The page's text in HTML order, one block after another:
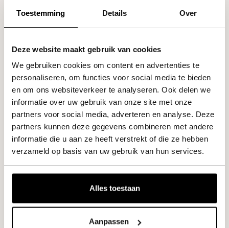
Toestemming Details Over
Deze website maakt gebruik van cookies
We gebruiken cookies om content en advertenties te
personaliseren, om functies voor social media te bieden
en om ons websiteverkeer te analyseren. Ook delen we
informatie over uw gebruik van onze site met onze
partners voor social media, adverteren en analyse. Deze
partners kunnen deze gegevens combineren met andere
informatie die u aan ze heeft verstrekt of die ze hebben
verzameld op basis van uw gebruik van hun services.
Alles toestaan
Aanpassen
Welke betaalmethodes zijn er? expand_more
Wat zijn de verzendkosten? expand_more
Hoe kan ik een artikel ruilen of
Bekjk alle vragen
mail